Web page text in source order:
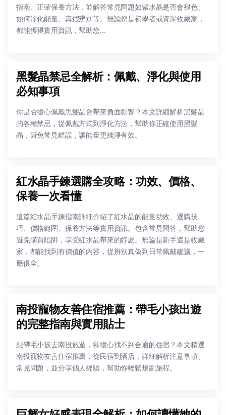
指南、正確保養方法，並解答常見問題如紫水晶是否會褪色、
如何淨化能量、真假辨別等。無論您是初學者或資深收藏家，
都能獲得實用資訊，幫助您...
黑髮晶禁忌全解析：佩戴、淨化與使用
必知事項
你是否擔心佩戴黑髮晶會帶來負面影響？本文詳細解析黑髮晶
的各種禁忌，從佩戴方式到淨化方法，幫助你正確使用黑髮
晶，避免常見錯誤，讓能量更純淨有效。
紅水晶手鍊選購全攻略：功效、價格、
保養一次看懂
這篇紅水晶手鍊指南詳細介紹了紅水晶的能量功效、選購技
巧、價格範圍、保養方法等實用資訊。包含常見問答，幫助您
避免購買陷阱，享受紅水晶帶來的好處。無論是新手還是收藏
家，都能找到有價值的內容，從辨别真偽到日常佩戴建議，一
應俱全。
南投寵物友善住宿推薦：帶毛小孩出遊
的完整指南與實用貼士
想帶毛小孩去南投旅遊，卻擔心找不到合適的住宿？本文精選
南投寵物友善住宿推薦，從民宿到酒店，詳細解析注意事項、
常見問題，並分享個人經驗，幫助你輕鬆規劃旅程。